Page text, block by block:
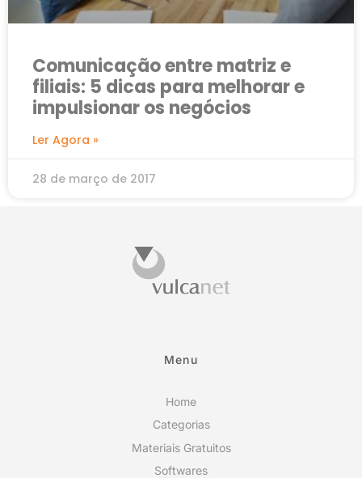
Comunicação entre matriz e
filiais: 5 dicas para melhorar e
impulsionar os negócios
Ler Agora »
28 de março de 2017
Menu
Home
Categorias
Materiais Gratuitos
Softwares